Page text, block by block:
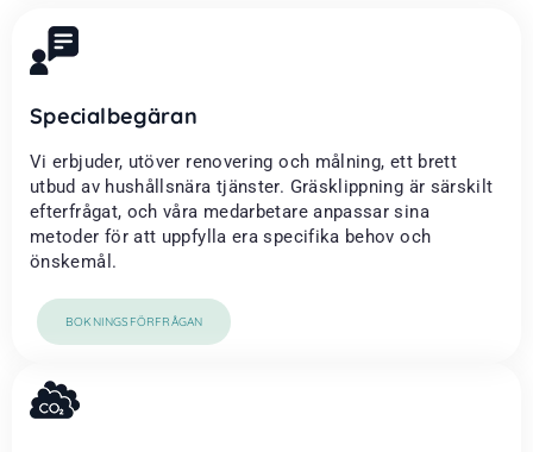
Specialbegäran
Vi erbjuder, utöver renovering och målning, ett brett
utbud av hushållsnära tjänster. Gräsklippning är särskilt
efterfrågat, och våra medarbetare anpassar sina
metoder för att uppfylla era specifika behov och
önskemål.
BOKNINGSFÖRFRÅGAN